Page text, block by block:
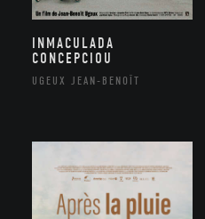
INMACULADA
CONCEPCIOU
UGEUX JEAN-BENOÎT